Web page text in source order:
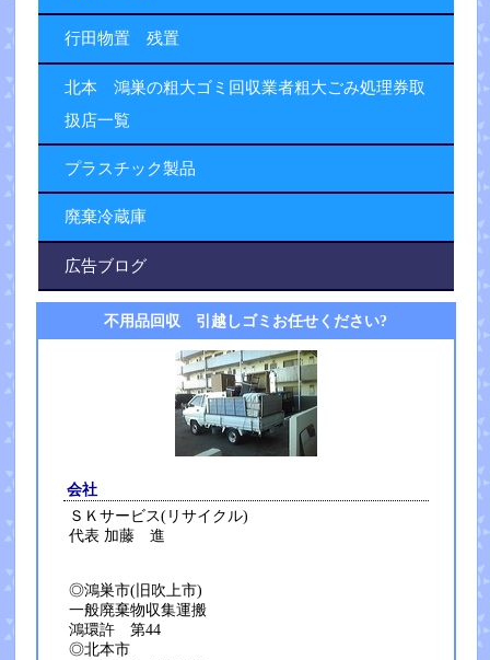
行田物置 残置
北本 鴻巣の粗大ゴミ回収業者粗大ごみ処理券取
扱店一覧
プラスチック製品
廃棄冷蔵庫
広告ブログ
不用品回収 引越しゴミお任せください?
会社
ＳＫサービス(リサイクル)
代表 加藤 進
◎鴻巣市(旧吹上市)
一般廃棄物収集運搬
鴻環許 第44
◎北本市